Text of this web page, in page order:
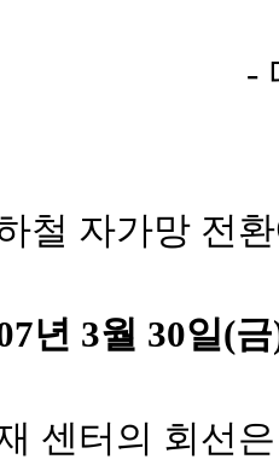
-
철 자가망 전
년 3월 30일(
센터의 회선